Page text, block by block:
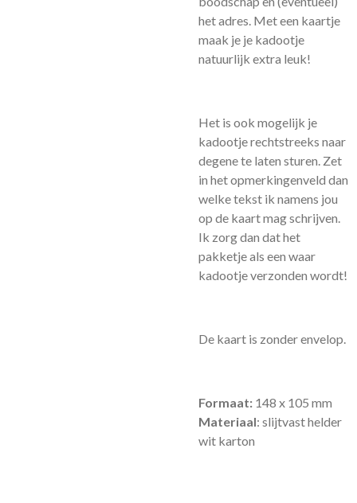
het adres. Met een kaartje
maak je je kadootje
natuurlijk extra leuk!
Het is ook mogelijk je
kadootje rechtstreeks naar
degene te laten sturen. Zet
in het opmerkingenveld dan
welke tekst ik namens jou
op de kaart mag schrijven.
Ik zorg dan dat het
pakketje als een waar
kadootje verzonden wordt!
De kaart is zonder envelop.
Formaat: 148 x 105 mm
Materiaal: slijtvast helder
wit karton